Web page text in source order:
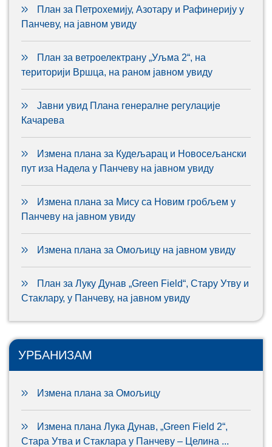
План за Петрохемију, Азотару и Рафинерију у
Панчеву, на јавном увиду
План за ветроелектрану „Уљма 2“, на
територији Вршца, на раном јавном увиду
Јавни увид Плана генералне регулације
Качарева
Измена плана за Кудељарац и Новосељански
пут иза Надела у Панчеву на јавном увиду
Измена плана за Мису са Новим гробљем у
Панчеву на јавном увиду
Измена плана за Омољицу на јавном увиду
План за Луку Дунав „Green Field“, Стару Утву и
Стаклару, у Панчеву, на јавном увиду
УРБАНИЗАМ
Измена плана за Омољицу
Измена плана Лука Дунав, „Green Field 2“,
Стара Утва и Стаклара у Панчеву – Целина ...